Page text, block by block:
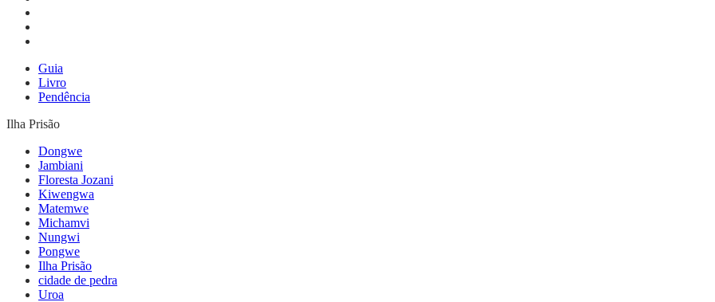
Guia
Livro
Pendência
Ilha Prisão
Dongwe
Jambiani
Floresta Jozani
Kiwengwa
Matemwe
Michamvi
Nungwi
Pongwe
Ilha Prisão
cidade de pedra
Uroa